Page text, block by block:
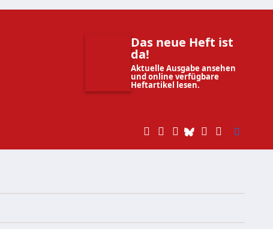
Das neue Heft ist
da!
Aktuelle Ausgabe ansehen
und online verfügbare
Heftartikel lesen.